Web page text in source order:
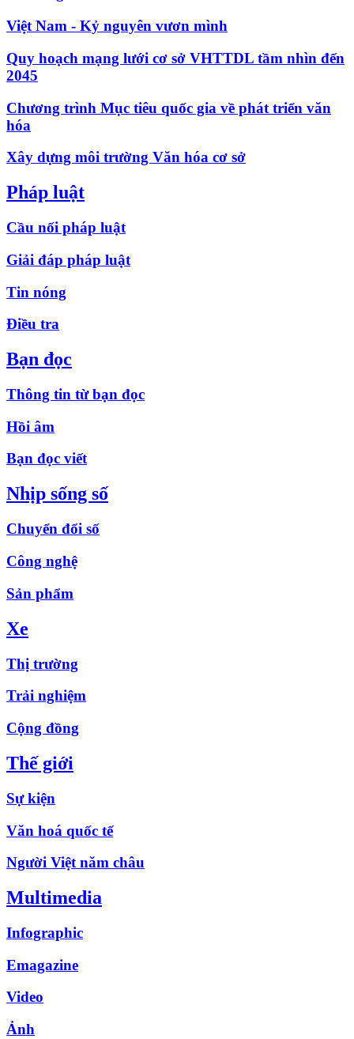
Việt Nam - Kỷ nguyên vươn mình
Quy hoạch mạng lưới cơ sở VHTTDL tầm nhìn đến
2045
Chương trình Mục tiêu quốc gia về phát triển văn
hóa
Xây dựng môi trường Văn hóa cơ sở
Pháp luật
Cầu nối pháp luật
Giải đáp pháp luật
Tin nóng
Điều tra
Bạn đọc
Thông tin từ bạn đọc
Hồi âm
Bạn đọc viết
Nhịp sống số
Chuyển đổi số
Công nghệ
Sản phẩm
Xe
Thị trường
Trải nghiệm
Cộng đồng
Thế giới
Sự kiện
Văn hoá quốc tế
Người Việt năm châu
Multimedia
Infographic
Emagazine
Video
Ảnh